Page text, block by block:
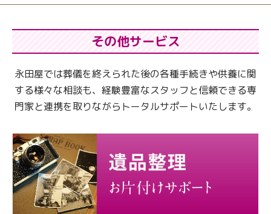
その他サービス
永田屋では葬儀を終えられた後の各種手続きや供養に関
する様々な相談も、 経験豊富なスタッフと信頼できる専
門家と連携を取りながらトータルサポートいたします。